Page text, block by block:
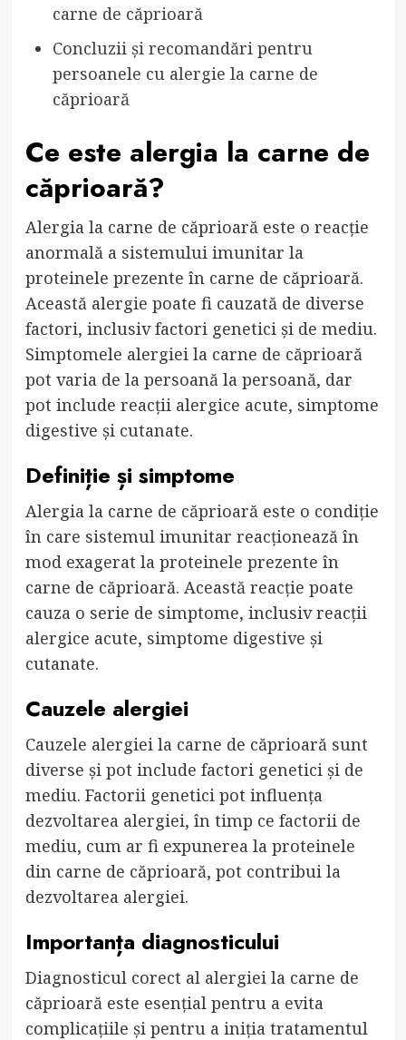
carne de căprioară
Concluzii și recomandări pentru
persoanele cu alergie la carne de
căprioară
Ce este alergia la carne de
căprioară?
Alergia la carne de căprioară este o reacție
anormală a sistemului imunitar la
proteinele prezente în carne de căprioară.
Această alergie poate fi cauzată de diverse
factori, inclusiv factori genetici și de mediu.
Simptomele alergiei la carne de căprioară
pot varia de la persoană la persoană, dar
pot include reacții alergice acute, simptome
digestive și cutanate.
Definiție și simptome
Alergia la carne de căprioară este o condiție
în care sistemul imunitar reacționează în
mod exagerat la proteinele prezente în
carne de căprioară. Această reacție poate
cauza o serie de simptome, inclusiv reacții
alergice acute, simptome digestive și
cutanate.
Cauzele alergiei
Cauzele alergiei la carne de căprioară sunt
diverse și pot include factori genetici și de
mediu. Factorii genetici pot influența
dezvoltarea alergiei, în timp ce factorii de
mediu, cum ar fi expunerea la proteinele
din carne de căprioară, pot contribui la
dezvoltarea alergiei.
Importanța diagnosticului
Diagnosticul corect al alergiei la carne de
căprioară este esențial pentru a evita
complicațiile și pentru a iniția tratamentul